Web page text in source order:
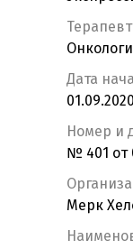
Дата
Номер и
№ 401 от
Мерк